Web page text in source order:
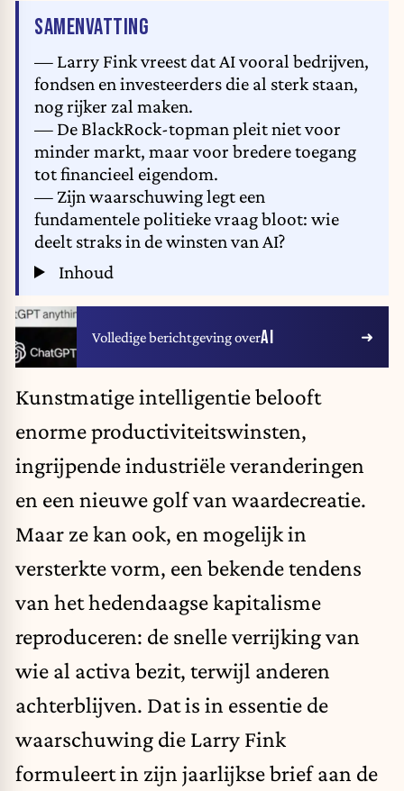
SAMENVATTING
— Larry Fink vreest dat AI vooral bedrijven,
fondsen en investeerders die al sterk staan,
nog rijker zal maken.
— De BlackRock-topman pleit niet voor
minder markt, maar voor bredere toegang
tot financieel eigendom.
— Zijn waarschuwing legt een
fundamentele politieke vraag bloot: wie
deelt straks in de winsten van AI?
Inhoud
Volledige berichtgeving overAI
Kunstmatige intelligentie belooft
enorme productiviteitswinsten,
ingrijpende industriële veranderingen
en een nieuwe golf van waardecreatie.
Maar ze kan ook, en mogelijk in
versterkte vorm, een bekende tendens
van het hedendaagse kapitalisme
reproduceren: de snelle verrijking van
wie al activa bezit, terwijl anderen
achterblijven. Dat is in essentie de
waarschuwing die Larry Fink
formuleert in zijn jaarlijkse brief aan de